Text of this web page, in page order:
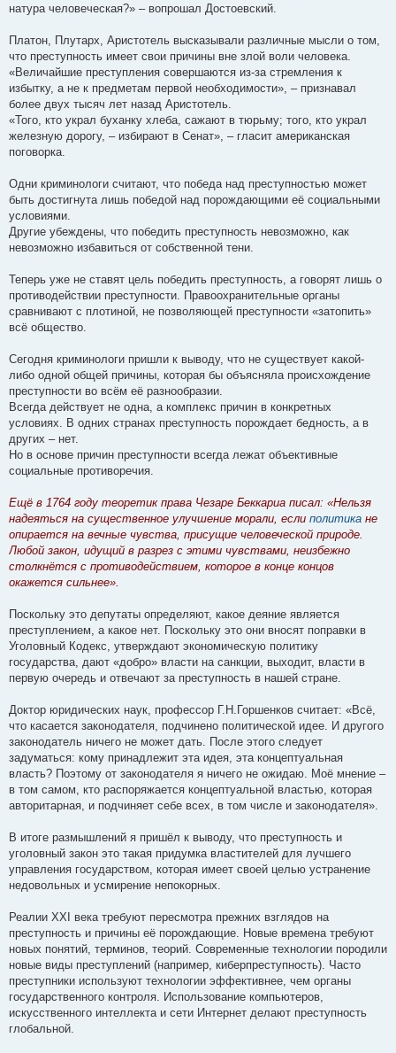
натура человеческая?» – вопрошал Достоевский.
Платон, Плутарх, Аристотель высказывали различные мысли о том,
что преступность имеет свои причины вне злой воли человека.
«Величайшие преступления совершаются из-за стремления к
избытку, а не к предметам первой необходимости», – признавал
более двух тысяч лет назад Аристотель.
«Того, кто украл буханку хлеба, сажают в тюрьму; того, кто украл
железную дорогу, – избирают в Сенат», – гласит американская
поговорка.
Одни криминологи считают, что победа над преступностью может
быть достигнута лишь победой над порождающими её социальными
условиями.
Другие убеждены, что победить преступность невозможно, как
невозможно избавиться от собственной тени.
Теперь уже не ставят цель победить преступность, а говорят лишь о
противодействии преступности. Правоохранительные органы
сравнивают с плотиной, не позволяющей преступности «затопить»
всё общество.
Сегодня криминологи пришли к выводу, что не существует какой-
либо одной общей причины, которая бы объясняла происхождение
преступности во всём её разнообразии.
Всегда действует не одна, а комплекс причин в конкретных
условиях. В одних странах преступность порождает бедность, а в
других – нет.
Но в основе причин преступности всегда лежат объективные
социальные противоречия.
Ещё в 1764 году теоретик права Чезаре Беккариа писал: «Нельзя
надеяться на существенное улучшение морали, если политика не
опирается на вечные чувства, присущие человеческой природе.
Любой закон, идущий в разрез с этими чувствами, неизбежно
столкнётся с противодействием, которое в конце концов
окажется сильнее».
Поскольку это депутаты определяют, какое деяние является
преступлением, а какое нет. Поскольку это они вносят поправки в
Уголовный Кодекс, утверждают экономическую политику
государства, дают «добро» власти на санкции, выходит, власти в
первую очередь и отвечают за преступность в нашей стране.
Доктор юридических наук, профессор Г.Н.Горшенков считает: «Всё,
что касается законодателя, подчинено политической идее. И другого
законодатель ничего не может дать. После этого следует
задуматься: кому принадлежит эта идея, эта концептуальная
власть? Поэтому от законодателя я ничего не ожидаю. Моё мнение –
в том самом, кто распоряжается концептуальной властью, которая
авторитарная, и подчиняет себе всех, в том числе и законодателя».
В итоге размышлений я пришёл к выводу, что преступность и
уголовный закон это такая придумка властителей для лучшего
управления государством, которая имеет своей целью устранение
недовольных и усмирение непокорных.
Реалии XXI века требуют пересмотра прежних взглядов на
преступность и причины её порождающие. Новые времена требуют
новых понятий, терминов, теорий. Современные технологии породили
новые виды преступлений (например, киберпреступность). Часто
преступники используют технологии эффективнее, чем органы
государственного контроля. Использование компьютеров,
искусственного интеллекта и сети Интернет делают преступность
глобальной.